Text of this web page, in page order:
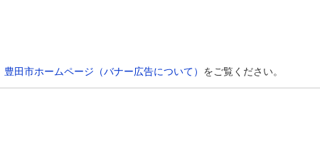
豊田市ホームページ（バナー広告について） をご覧ください。